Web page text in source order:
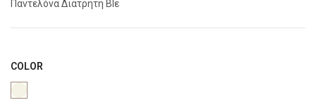
Παντελόνα Διάτρητη Blε
COLOR